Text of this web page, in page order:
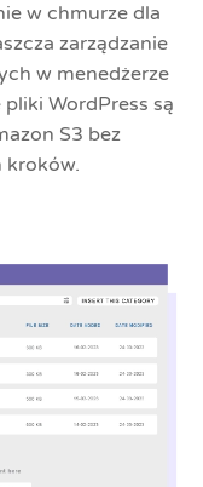
w chmurze dla
zarządzanie
w menedżerze
WordPress są
S3 bez
kroków.